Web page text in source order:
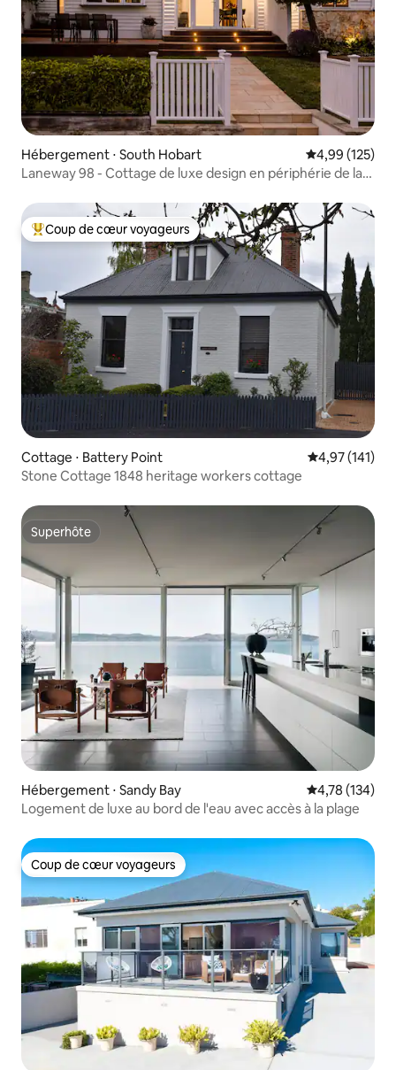
Hébergement ⋅ South Hobart Évaluation
4,99 (125)
Laneway 98 - Cottage de luxe design en périphérie de la
Coups de cœur voyageurs les plus appréciés
Coup de cœur voyageurs
Cottage ⋅ Battery Point Évaluation
4,97 (141)
Stone Cottage 1848 heritage workers cottage
Superhôte
Superhôte
Hébergement ⋅ Sandy Bay Évaluation
4,78 (134)
Logement de luxe au bord de l'eau avec accès à la plage
Coup de cœur voyageurs
Coup de cœur voyageurs